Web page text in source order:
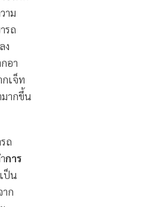
าม
รถ
ง
อา
เจ็ท
มากขึ้น
ถ
การ
ป็น
าก